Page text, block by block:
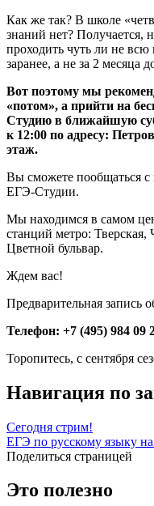
Как же так? В школе
знаний нет? Получается,
проходить чуть ли не
заранее, а не за 2 месяца
Вот поэтому мы
«потом», а прийти на
Студию в ближайшую
к 12:00 по адресу:
этаж.
Вы сможете пообщаться с
ЕГЭ-Студии.
Мы находимся в самом
станций метро:
Цветной бульвар.
Ждем вас!
Предварительная запись
Телефон: +7 (495) 984
Торопитесь, с сентября
Навигация по
Сегодня стрим!
ЕГЭ по русскому языку
Поделиться страницей
Это полезно